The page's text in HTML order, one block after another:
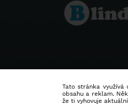
Tato stránka
obsahu a reklam.
že ti vyhovuje